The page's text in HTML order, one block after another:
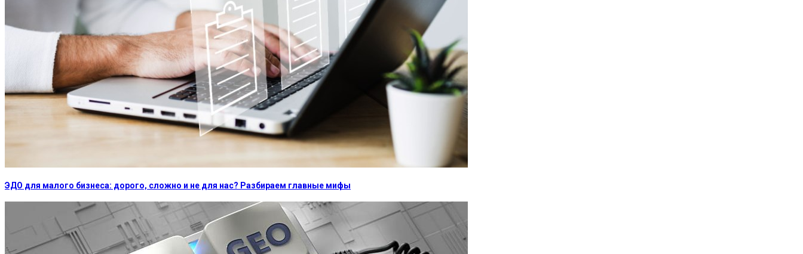
ЭДО для малого бизнеса: дорого, сложно и не для нас? Разбираем главные мифы